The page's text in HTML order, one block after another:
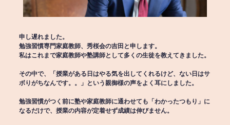
申し遅れました。
勉強習慣専門家庭教師、秀桜会の吉田と申します。
私はこれまで家庭教師や塾講師として多くの生徒を教えてきました。
その中で、「授業がある日はやる気を出してくれるけど、ない日はサ
ボりがちなんです。。」という親御様の声をよく耳にしました。
勉強習慣がつく前に塾や家庭教師に通わせても「わかったつもり」に
なるだけで、授業の内容が定着せず成績は伸びません。